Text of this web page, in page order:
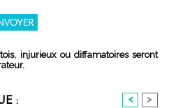
injurieux ou diffamatoires seront
: < >